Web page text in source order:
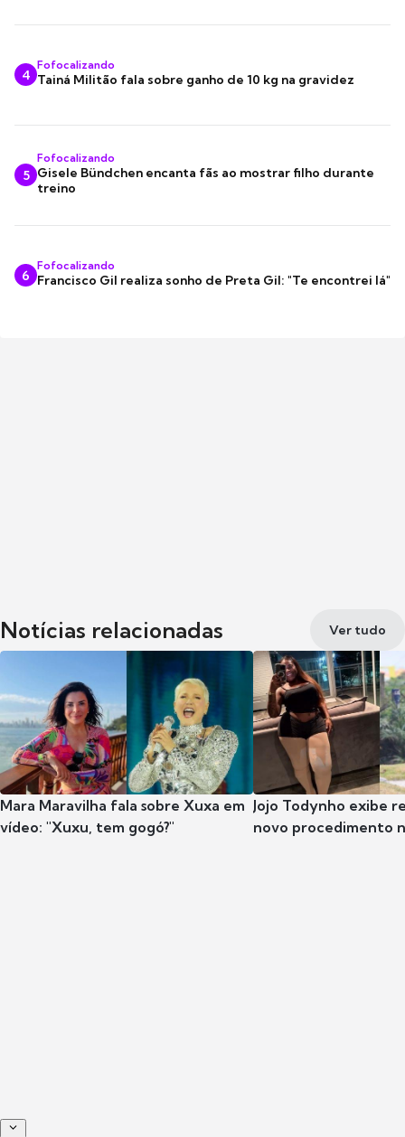
4
Fofocalizando
Tainá Militão fala sobre ganho de 10 kg na gravidez
5
Fofocalizando
Gisele Bündchen encanta fãs ao mostrar filho durante
treino
6
Fofocalizando
Francisco Gil realiza sonho de Preta Gil: "Te encontrei lá"
Notícias relacionadas Ver tudo
Mara Maravilha fala sobre Xuxa em
vídeo: "Xuxu, tem gogó?"
Jojo Todynho exibe
novo procedimento